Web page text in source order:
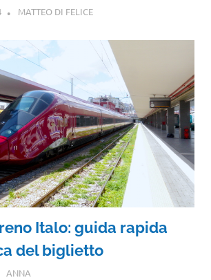
MATTEO DI FELICE
Italo: guida rapida
del biglietto
ANNA